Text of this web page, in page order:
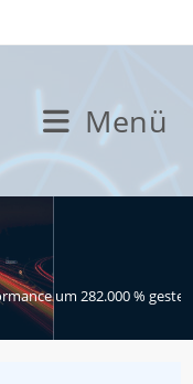
Menü
um 282.000 %